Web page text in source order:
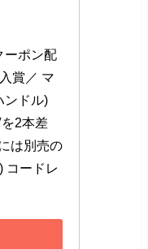
ーポン配
賞／ マ
ンドル)
2本差
は別売の
コードレ